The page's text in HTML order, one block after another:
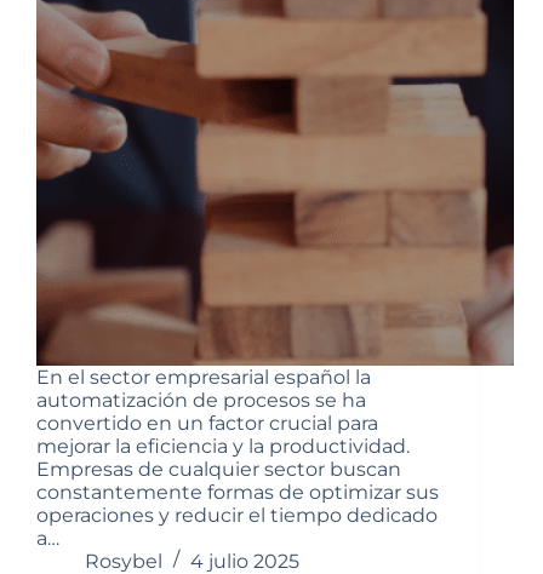
En el sector empresarial español la
automatización de procesos se ha
convertido en un factor crucial para
mejorar la eficiencia y la productividad.
Empresas de cualquier sector buscan
constantemente formas de optimizar sus
operaciones y reducir el tiempo dedicado
a…
Rosybel
4 julio 2025